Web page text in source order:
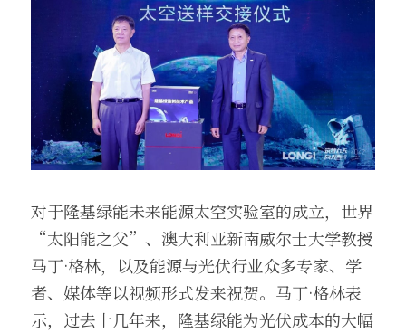
对于隆基绿能未来能源太空实验室的成立，世界
“太阳能之父”、澳大利亚新南威尔士大学教授
马丁·格林，以及能源与光伏行业众多专家、学
者、媒体等以视频形式发来祝贺。马丁·格林表
示，过去十几年来，隆基绿能为光伏成本的大幅